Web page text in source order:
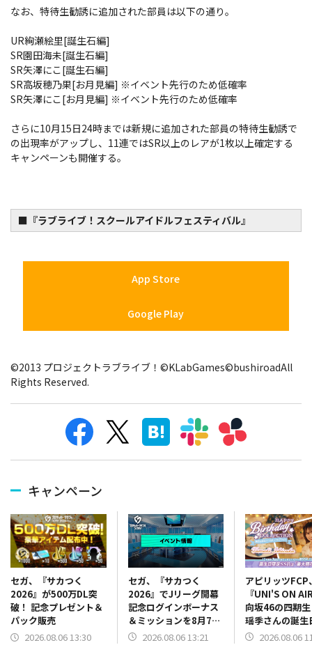
なお、特待生勧誘に追加された部員は以下の通り。
UR絢瀬絵里[誕生石編]
SR園田海未[誕生石編]
SR矢澤にこ[誕生石編]
SR高坂穂乃果[お月見編] ※イベント先行のため低確率
SR矢澤にこ[お月見編] ※イベント先行のため低確率
さらに10月15日24時までは新規に追加された部員の特待生勧誘で
の出現率がアップし、11連ではSR以上のレアが1枚以上確定する
キャンペーンも開催する。
■『ラブライブ！スクールアイドルフェスティバル』
App Store
Google Play
©2013 プロジェクトラブライブ！©KLabGames©bushiroadAll
Rights Reserved.
キャンペーン
セガ、『サカつく
2026』が500万DL突
破！ 記念プレゼント＆
パック販売
2026.08.06 13:30
セガ、『サカつく
2026』でJリーグ開幕
記念ログインボーナス
＆ミッションを8月7日
13時より開催
2026.08.06 13:21
アピリッツFCP
『UNI'S ON
向坂46の四期
瑶季さんの誕生
念した「誕生日
2026.08.06